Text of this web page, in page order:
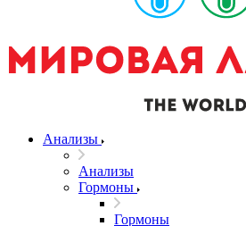
Анализы
Анализы
Гормоны
Гормоны